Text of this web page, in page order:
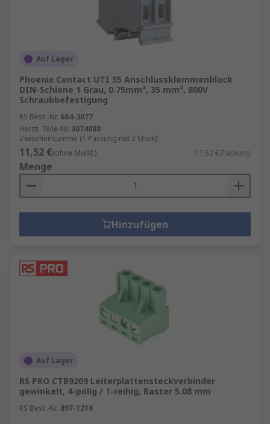
Auf Lager
Phoenix Contact UTI 35 Anschlussklemmenblock
DIN-Schiene 1 Grau, 0.75mm², 35 mm², 800V
Schraubbefestigung
RS Best.-Nr. 684-3077
Herst. Teile-Nr. 3074088
Zwischensumme (1 Packung mit 2 Stück)
11,52 €(ohne MwSt.) 11,52 €/Packung
Menge
Hinzufügen
Auf Lager
RS PRO CTB9209 Leiterplattensteckverbinder
gewinkelt, 4-polig / 1-reihig, Raster 5.08 mm
RS Best.-Nr. 897-1216